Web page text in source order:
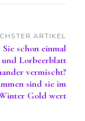
ARTIKEL
Sie schon einmal
Lorbeerblatt
vermischt?
sind sie im
Gold wert